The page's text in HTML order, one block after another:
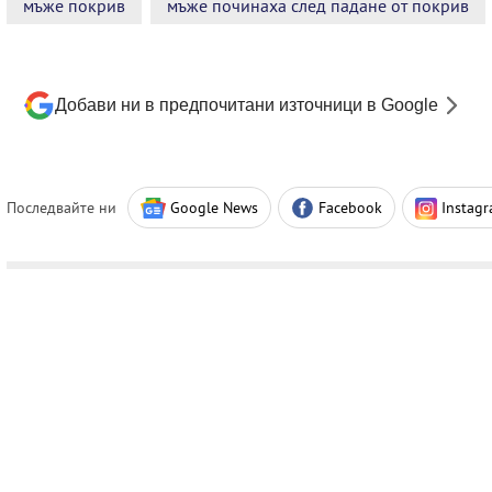
мъже покрив мъже починаха след падане от покрив
Добави ни в предпочитани източници в Google
Последвайте ни Google News Facebook